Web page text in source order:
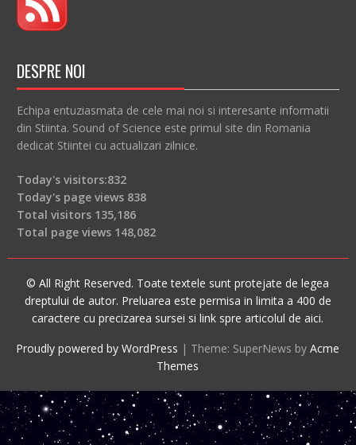
DESPRE NOI
Echipa entuziasmata de cele mai noi si interesante informatii
din Stiinta. Sound of Science este primul site din Romania
dedicat Stiintei cu actualizari zilnice.
Today's visitors:832
Today's page views 838
Total visitors 135,186
Total page views 148,082
© All Right Reserved. Toate textele sunt protejate de legea
dreptului de autor. Preluarea este permisa in limita a 400 de
caractere cu precizarea sursei si link spre articolul de aici.
Proudly powered by WordPress | Theme: SuperNews byAcme
Themes